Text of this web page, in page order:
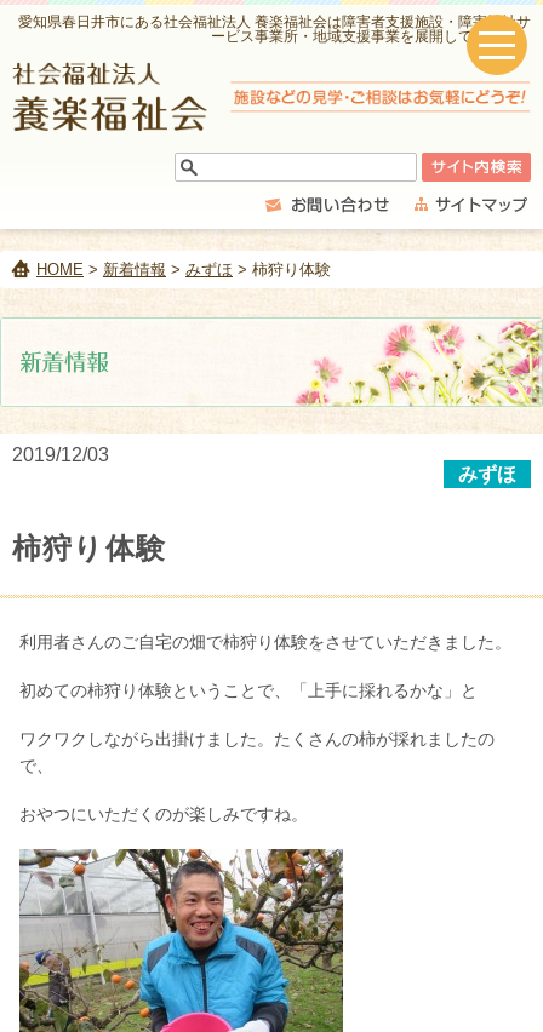
愛知県春日井市にある社会福祉法人 養楽福祉会は障害者支援施設・障害福祉サ
ービス事業所・地域支援事業を展開しています。
HOME > 新着情報 > みずほ > 柿狩り体験
2019/12/03
みずほ
柿狩り体験
利用者さんのご自宅の畑で柿狩り体験をさせていただきました。
初めての柿狩り体験ということで、「上手に採れるかな」と
ワクワクしながら出掛けました。たくさんの柿が採れましたの
で、
おやつにいただくのが楽しみですね。